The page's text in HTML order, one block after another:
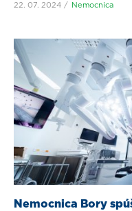
22. 07. 2024 Nemocnica
Nemocnica Bory